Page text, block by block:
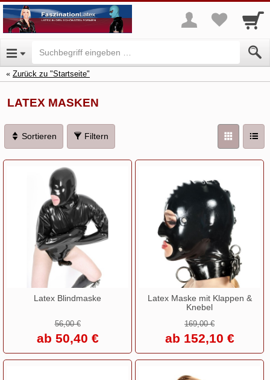
Zurück zu "Startseite"
LATEX MASKEN
Sortieren Filtern
Latex Blindmaske
56,00 €
ab 50,40 €
Latex Maske mit Klappen &
Knebel
169,00 €
ab 152,10 €